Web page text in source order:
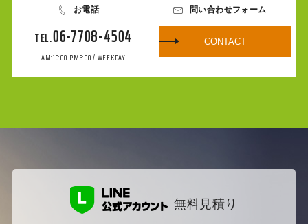
お電話
06-7708-4504
AM:10:00-PM6:00 / WEEKDAY
問い合わせフォーム
CONTACT
無料見積り